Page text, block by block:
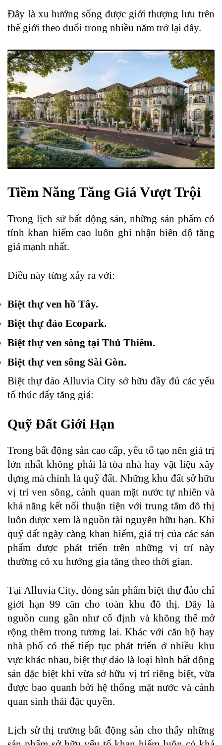
Đây là xu hướng sống được giới thượng lưu trên
thế giới theo đuổi trong nhiều năm trở lại đây.
Tiềm Năng Tăng Giá Vượt Trội
Trong lịch sử bất động sản, những sản phẩm có
tính khan hiếm cao luôn ghi nhận biên độ tăng
giá mạnh nhất.
Điều này từng xảy ra với:
Biệt thự ven hồ Tây.
Biệt thự đảo Ecopark.
Biệt thự ven sông tại Thủ Thiêm.
Biệt thự ven sông Sài Gòn.
Biệt thự đảo Alluvia City sở hữu đầy đủ các yếu
tố thúc đẩy tăng giá:
Quỹ Đất Giới Hạn
Trong bất động sản cao cấp, yếu tố tạo nên giá trị
lớn nhất không phải là tòa nhà hay vật liệu xây
dựng mà chính là quỹ đất. Những khu đất sở hữu
vị trí ven sông, cảnh quan mặt nước tự nhiên và
khả năng kết nối thuận tiện với trung tâm đô thị
luôn được xem là nguồn tài nguyên hữu hạn. Khi
quỹ đất ngày càng khan hiếm, giá trị của các sản
phẩm được phát triển trên những vị trí này
thường có xu hướng gia tăng theo thời gian.
Tại Alluvia City, dòng sản phẩm biệt thự đảo chỉ
giới hạn 99 căn cho toàn khu đô thị. Đây là
nguồn cung gần như cố định và không thể mở
rộng thêm trong tương lai. Khác với căn hộ hay
nhà phố có thể tiếp tục phát triển ở nhiều khu
vực khác nhau, biệt thự đảo là loại hình bất động
sản đặc biệt khi vừa sở hữu vị trí riêng biệt, vừa
được bao quanh bởi hệ thống mặt nước và cảnh
quan sinh thái đặc quyền.
Lịch sử thị trường bất động sản cho thấy những